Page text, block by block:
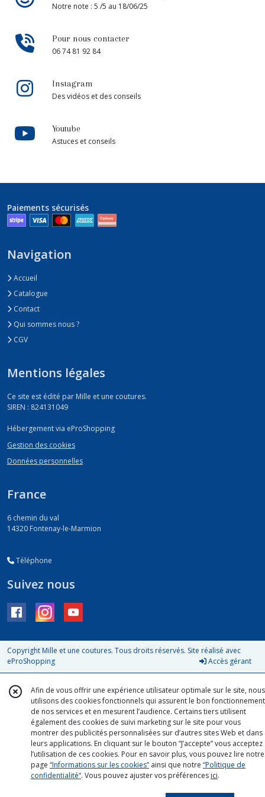
Notre note : 5 /5 au 18/06/25
Pour nous contacter
06 74 81 92 84
Instagram
Des vidéos et des conseils
Youtube
Astuces et conseils
Paiements sécurisés
Navigation
Accueil
Catalogue
Contact
Qui sommes nous ?
CGV
Mentions légales
Ce site est édité par Mille et une coutures.
SIREN : 824131049
Hébergement via eProShopping
Gestion des cookies
Données personnelles
France
6 chemin du val
14320 Fontenay-le-Marmion
Téléphone
Suivez nous
Copyright Mille et une coutures. Tous droits réservés. Site réalisé avec
eProShopping
Accès gérant
Afin de vous offrir une expérience utilisateur optimale sur le site, nous
utilisons des cookies fonctionnels qui assurent le bon fonctionnement
de nos services et en mesurent l’audience. Certains tiers utilisent
également des cookies de suivi marketing sur le site pour vous
montrer des publicités personnalisées sur d’autres sites Web et dans
leurs applications. En cliquant sur le bouton “J’accepte” vous acceptez
l’utilisation de ces cookies. Pour en savoir plus, vous pouvez lire notre
page “Informations sur les cookies” ainsi que notre “Politique de
confidentialité“. Vous pouvez ajuster vos préférences ici.